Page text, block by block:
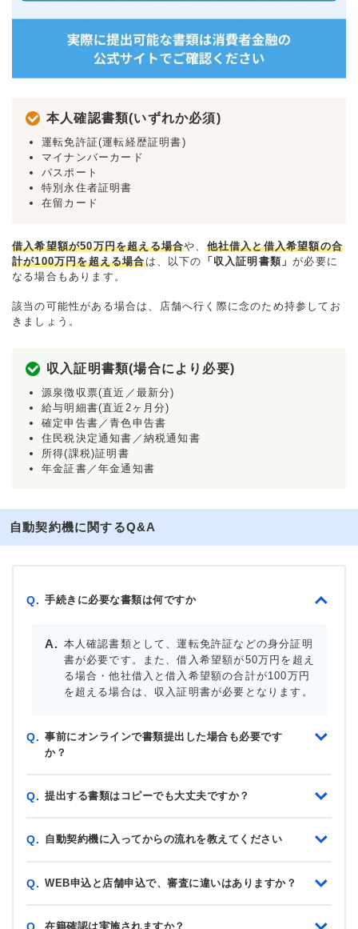
本人確認書類(いずれか必須)
運転免許証(運転経歴証明書)
マイナンバーカード
パスポート
特別永住者証明書
在留カード
借入希望額が50万円を超える場合や、 他社借入と借入希望額の合
計が100万円を超える場合は、以下の 「収入証明書類」が必要に
なる場合もあります。
該当の可能性がある場合は、店舗へ行く際に念のため持参してお
きましょう。
収入証明書類(場合により必要)
源泉徴収票(直近／最新分)
給与明細書(直近2ヶ月分)
確定申告書／青色申告書
住民税決定通知書／納税通知書
所得(課税)証明書
年金証書／年金通知書
自動契約機に関するQ&A
Q. 手続きに必要な書類は何ですか
本人確認書類として、運転免許証などの身分証明
書が必要です。また、借入希望額が50万円を超え
る場合・他社借入と借入希望額の合計が100万円
を超える場合は、収入証明書が必要となります。
Q. 事前にオンラインで書類提出した場合も必要です
か？
Q. 提出する書類はコピーでも大丈夫ですか？
Q. 自動契約機に入ってからの流れを教えてください
Q. WEB申込と店舗申込で、審査に違いはありますか？
在籍確認は実施されますか？